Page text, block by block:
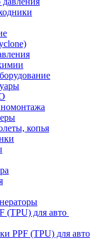
копья
(TPU) для авто
PPF (TPU) для авто